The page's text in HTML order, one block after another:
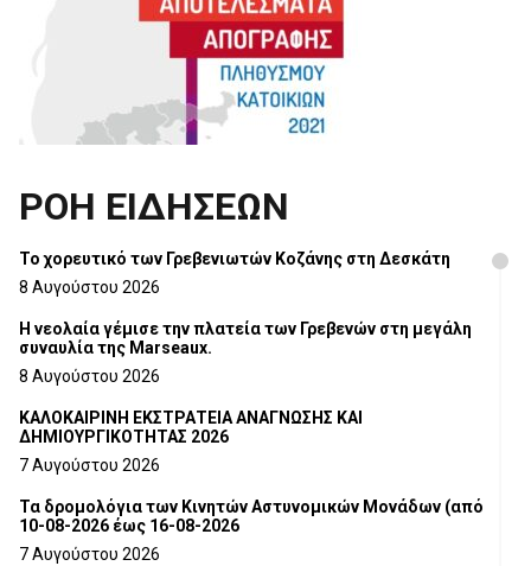
ΡΟΗ ΕΙΔΗΣΕΩΝ
Το χορευτικό των Γρεβενιωτών Κοζάνης στη Δεσκάτη
8 Αυγούστου 2026
Η νεολαία γέμισε την πλατεία των Γρεβενών στη μεγάλη
συναυλία της Marseaux.
8 Αυγούστου 2026
ΚΑΛΟΚΑΙΡΙΝΗ ΕΚΣΤΡΑΤΕΙΑ ΑΝΑΓΝΩΣΗΣ ΚΑΙ
ΔΗΜΙΟΥΡΓΙΚΟΤΗΤΑΣ 2026
7 Αυγούστου 2026
Τα δρομολόγια των Κινητών Αστυνομικών Μονάδων (από
10-08-2026 έως 16-08-2026
7 Αυγούστου 2026